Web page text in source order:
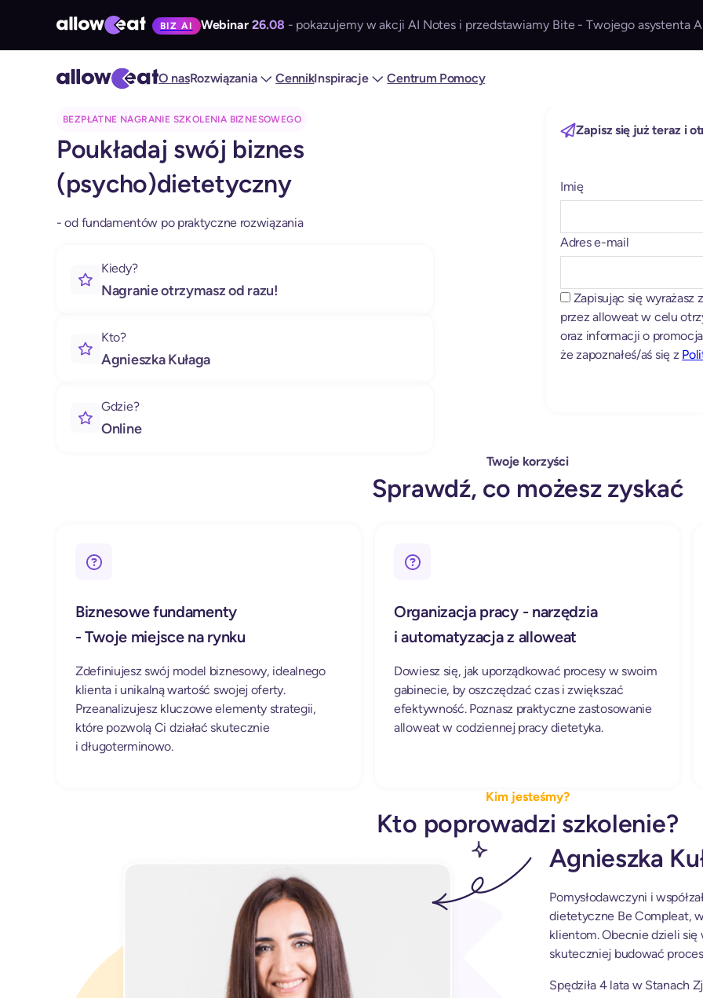
BIZ AI Webinar26.08 - pokazujemy w akcji AI Notes i przedstawiamy Bite - Twojego asystenta
O nasRozwiązania CennikInspiracje Centrum Pomocy
BEZPŁATNE NAGRANIE SZKOLENIA BIZNESOWEGO
Poukładaj swój biznes
(psycho)dietetyczny
- od fundamentów po praktyczne rozwiązania
Nagranie otrzymasz od razu!
Kiedy?
Agnieszka Kułaga
Kto?
Online
Gdzie?
Zapisz się już teraz i
Imię
Adres e-mail
Zapisując się wyrażasz
przez alloweat w celu
oraz informacji o
że zapoznałeś/aś się z
A
l
e
r
a
t
i
v
Twoje korzyści
Sprawdź, co możesz zyskać
Biznesowe fundamenty
- Twoje miejsce na rynku
Zdefiniujesz swój model biznesowy, idealnego
klienta i unikalną wartość swojej oferty.
Przeanalizujesz kluczowe elementy strategii,
które pozwolą Ci działać skutecznie
i długoterminowo.
Organizacja pracy - narzędzia
i automatyzacja z alloweat
Dowiesz się, jak uporządkować procesy w swoim
gabinecie, by oszczędzać czas i zwiększać
efektywność. Poznasz praktyczne zastosowanie
alloweat w codziennej pracy dietetyka.
Kim jesteśmy?
Kto poprowadzi szkolenie?
Agnieszka
Pomysłodawczyni i
dietetyczne Be Compleat,
klientom. Obecnie dzieli
skuteczniej budować
Spędziła 4 lata w Stanach